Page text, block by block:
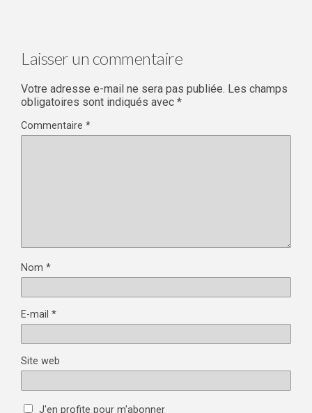
Laisser un commentaire
Votre adresse e-mail ne sera pas publiée. Les champs
obligatoires sont indiqués avec *
Commentaire *
Nom *
E-mail *
Site web
J'en profite pour m'abonner